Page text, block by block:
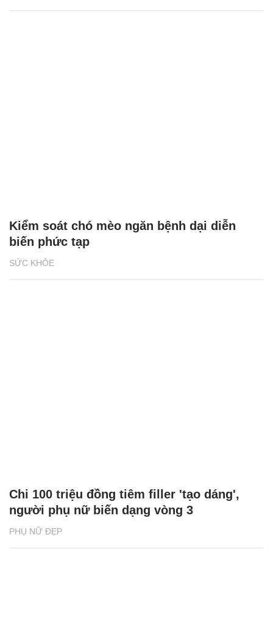
SỨC KHỎE
Kiểm soát chó mèo ngăn bệnh dại diễn
biến phức tạp
PHỤ NỮ ĐẸP
Chi 100 triệu đồng tiêm filler 'tạo dáng',
người phụ nữ biến dạng vòng 3